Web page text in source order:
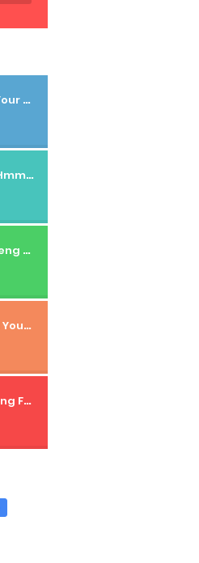
6 Steps To Promote Your Blog
Makanan Korea itu. Hmmm....gitu deh
Nyicipin Indomie Goreng Rasa Tahu Tek
5 Things I Don't Read Your Blog
Apa Kata Ortu Tentang Freelancer?